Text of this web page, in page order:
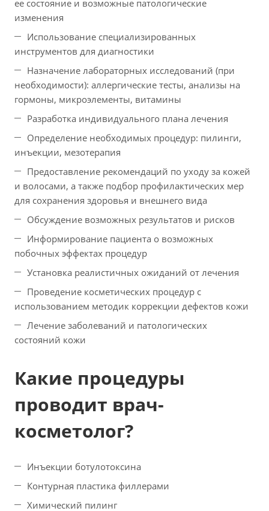
ее состояние и возможные патологические
изменения
Использование специализированных
инструментов для диагностики
Назначение лабораторных исследований (при
необходимости): аллергические тесты, анализы на
гормоны, микроэлементы, витамины
Разработка индивидуального плана лечения
Определение необходимых процедур: пилинги,
инъекции, мезотерапия
Предоставление рекомендаций по уходу за кожей
и волосами, а также подбор профилактических мер
для сохранения здоровья и внешнего вида
Обсуждение возможных результатов и рисков
Информирование пациента о возможных
побочных эффектах процедур
Установка реалистичных ожиданий от лечения
Проведение косметических процедур с
использованием методик коррекции дефектов кожи
Лечение заболеваний и патологических
состояний кожи
Какие процедуры
проводит врач-
косметолог?
Инъекции ботулотоксина
Контурная пластика филлерами
Химический пилинг